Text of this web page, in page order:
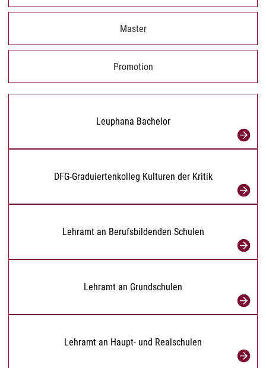
Master
Promotion
Leuphana Bachelor
DFG-Graduiertenkolleg Kulturen der Kritik
Lehramt an Berufsbildenden Schulen
Lehramt an Grundschulen
Lehramt an Haupt- und Realschulen